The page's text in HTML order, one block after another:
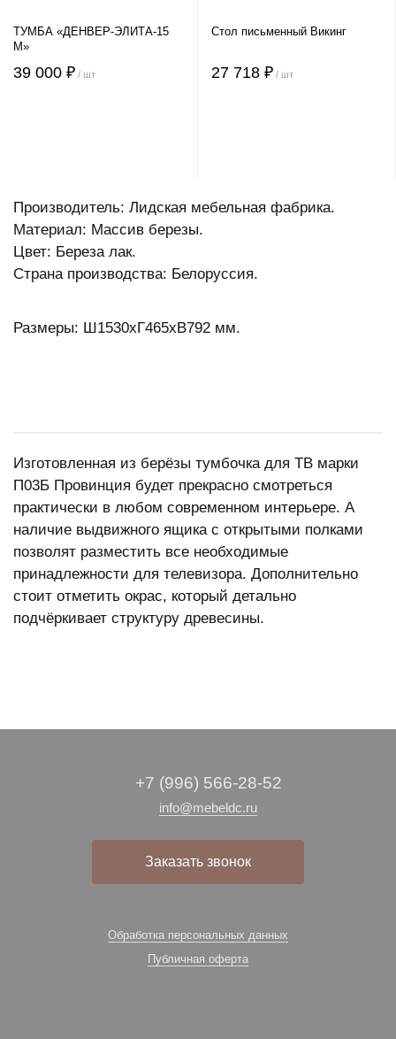
ТУМБА «ДЕНВЕР-ЭЛИТА-15
М»
39 000 ₽ / шт
Стол письменный Викинг
27 718 ₽ / шт
Производитель: Лидская мебельная фабрика.
Материал: Массив березы.
Цвет: Береза лак.
Страна производства: Белоруссия.
Размеры: Ш1530xГ465хВ792 мм.
Изготовленная из берёзы тумбочка для ТВ марки
П03Б Провинция будет прекрасно смотреться
практически в любом современном интерьере. А
наличие выдвижного ящика с открытыми полками
позволят разместить все необходимые
принадлежности для телевизора. Дополнительно
стоит отметить окрас, который детально
подчёркивает структуру древесины.
+7 (996) 566-28-52
info@mebeldc.ru
Заказать звонок
Обработка персональных данных
Публичная оферта